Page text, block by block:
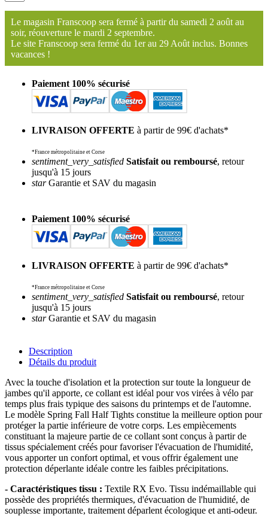
Le magasin Franscoop sera fermé à partir du samedi 2 août au
soir, réouverture le mardi 2 septembre.
Le site Franscoop sera fermé du 1er au 29 Août inclus. Bonnes
vacances !
Paiement 100% sécurisé
LIVRAISON OFFERTE à partir de 99€ d'achats*
*France métropolitaine et Corse
sentiment_very_satisfied Satisfait ou remboursé, retour
jusqu'à 15 jours
starGarantie et SAV du magasin
Paiement 100% sécurisé
LIVRAISON OFFERTE à partir de 99€ d'achats*
*France métropolitaine et Corse
sentiment_very_satisfied Satisfait ou remboursé, retour
jusqu'à 15 jours
starGarantie et SAV du magasin
Description
Détails du produit
Avec la touche d'isolation et la protection sur toute la longueur de
jambes qu'il apporte, ce collant est idéal pour vos virées à vélo par
temps plus frais typique des saisons du printemps et de l'automne.
Le modèle Spring Fall Half Tights constitue la meilleure option pour
protéger la partie inférieure de votre corps. Les empiècements
constituant la majeure partie de ce collant sont conçus à partir de
tissus spécialement créés pour favoriser l'évacuation de l'humidité,
vous apporter un confort optimal, et vous offrir également une
protection déperlante idéale contre les faibles précipitations.
- Caractéristiques tissu : Textile RX Evo. Tissu indémaillable qui
possède des propriétés thermiques, d'évacuation de l'humidité, de
souplesse importante, traitement déparlent écologique et anti-odeur.